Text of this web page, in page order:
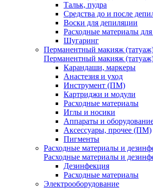
Тальк, пудра
Средства до и после
Воски для депиляции
Расходные материалы
Шугаринг
Перманентный макияж
Перманентный макияж
Карандаши, маркеры
Анастезия и уход
Инструмент (ПМ)
Картриджи и модули
Расходные материалы
Иглы и носики
Аппараты и
Аксессуары, прочее (ПМ)
Пигменты
Расходные материалы и
Расходные материалы и
Дезинфекция
Расходные материалы
Электрооборудование